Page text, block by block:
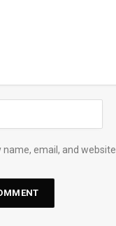
name, email, and